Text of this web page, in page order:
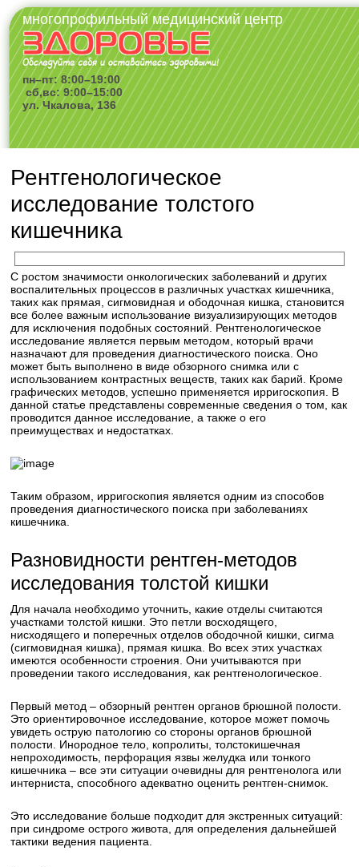
многопрофильный медицинский центр
пн–пт: 8:00–19:00
сб,вс: 9:00–15:00
ул. Чкалова, 136
Рентгенологическое
исследование толстого
кишечника
С ростом значимости онкологических заболеваний и других
воспалительных процессов в различных участках кишечника,
таких как прямая, сигмовидная и ободочная кишка, становится
все более важным использование визуализирующих методов
для исключения подобных состояний. Рентгенологическое
исследование является первым методом, который врачи
назначают для проведения диагностического поиска. Оно
может быть выполнено в виде обзорного снимка или с
использованием контрастных веществ, таких как барий. Кроме
графических методов, успешно применяется ирригоскопия. В
данной статье представлены современные сведения о том, как
проводится данное исследование, а также о его
преимуществах и недостатках.
Таким образом, ирригоскопия является одним из способов
проведения диагностического поиска при заболеваниях
кишечника.
Разновидности рентген-методов
исследования толстой кишки
Для начала необходимо уточнить, какие отделы считаются
участками толстой кишки. Это петли восходящего,
нисходящего и поперечных отделов ободочной кишки, сигма
(сигмовидная кишка), прямая кишка. Во всех этих участках
имеются особенности строения. Они учитываются при
проведении такого исследования, как рентгенологическое.
Первый метод – обзорный рентген органов брюшной полости.
Это ориентировочное исследование, которое может помочь
увидеть острую патологию со стороны органов брюшной
полости. Инородное тело, копролиты, толстокишечная
непроходимость, перфорация язвы желудка или тонкого
кишечника – все эти ситуации очевидны для рентгенолога или
интерниста, способного адекватно оценить рентген-снимок.
Это исследование больше подходит для экстренных ситуаций:
при синдроме острого живота, для определения дальнейшей
тактики ведения пациента.